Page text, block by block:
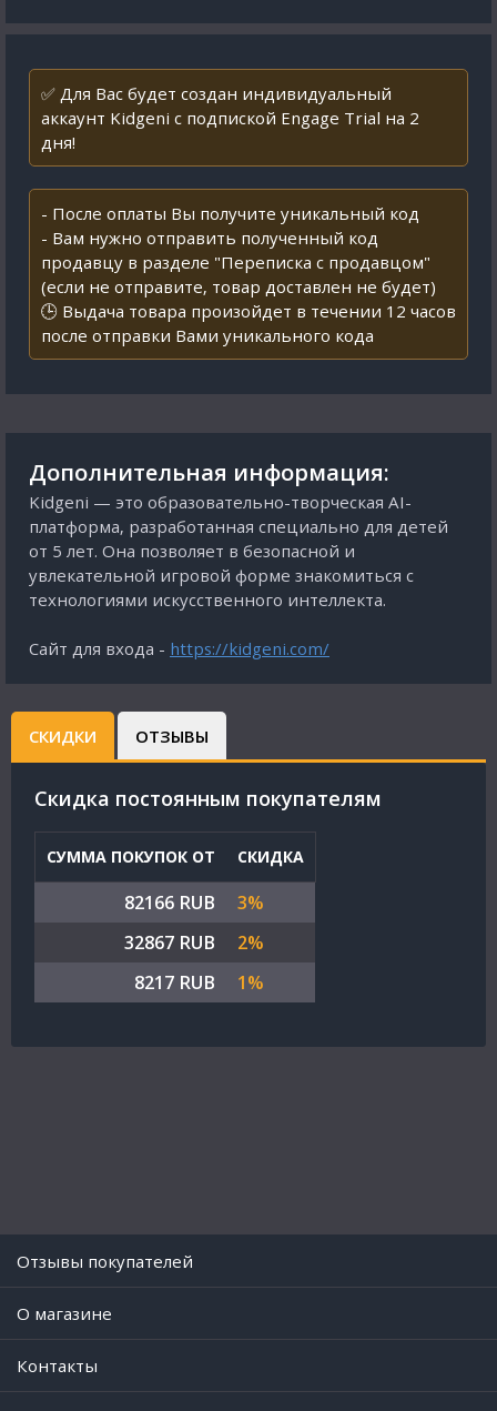
✅ Для Вас будет создан индивидуальный
аккаунт Kidgeni с подпиской Engage Trial на 2
дня!
- После оплаты Вы получите уникальный код
- Вам нужно отправить полученный код
продавцу в разделе "Переписка с продавцом"
(если не отправите, товар доставлен не будет)
🕒 Выдача товара произойдет в течении 12 часов
после отправки Вами уникального кода
Дополнительная информация:
Kidgeni — это образовательно-творческая AI-
платформа, разработанная специально для детей
от 5 лет. Она позволяет в безопасной и
увлекательной игровой форме знакомиться с
технологиями искусственного интеллекта.
Сайт для входа - https://kidgeni.com/
СКИДКИ ОТЗЫВЫ
Cкидка постоянным покупателям
СУММА ПОКУПОК ОТ СКИДКА
82166 RUB
3%
32867 RUB
2%
8217 RUB
1%
Отзывы покупателей
O магазине
Контакты